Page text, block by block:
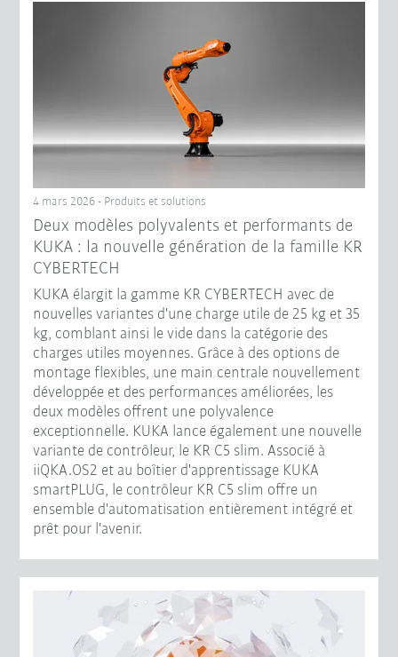
4 mars 2026 - Produits et solutions
Deux modèles polyvalents et performants de
KUKA : la nouvelle génération de la famille KR
CYBERTECH
KUKA élargit la gamme KR CYBERTECH avec de
nouvelles variantes d'une charge utile de 25 kg et 35
kg, comblant ainsi le vide dans la catégorie des
charges utiles moyennes. Grâce à des options de
montage flexibles, une main centrale nouvellement
développée et des performances améliorées, les
deux modèles offrent une polyvalence
exceptionnelle. KUKA lance également une nouvelle
variante de contrôleur, le KR C5 slim. Associé à
iiQKA.OS2 et au boîtier d'apprentissage KUKA
smartPLUG, le contrôleur KR C5 slim offre un
ensemble d'automatisation entièrement intégré et
prêt pour l'avenir.